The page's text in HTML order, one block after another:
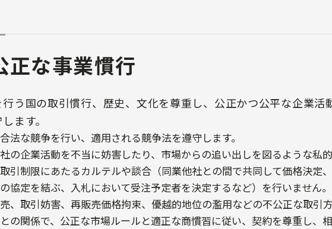
正な事業慣行
う国の取引慣行、歴史、文化を尊重し、公正かつ公平な企業活
ます。
法な競争を行い、適用される競争法を遵守します。
の企業活動を不当に妨害したり、市場からの追い出しを図るような私的
引制限にあたるカルテルや談合（同業他社との間で共同して価格決定
協定を結ぶ、入札において受注予定者を決定するなど）を行いません。
、取引妨害、再販売価格拘束、優越的地位の濫用などの不公正な取引方
の関係で、公正な市場ルールと適正な商慣習に従い、契約を尊重し、